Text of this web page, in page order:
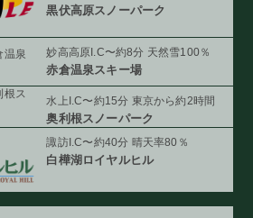
黒伏高原スノーパーク
妙高高原I.C〜約8分 天然雪100％
赤倉温泉スキー場
水上I.C〜約15分 東京から約2時間
奥利根スノーパーク
諏訪I.C〜約40分 晴天率80％
白樺湖ロイヤルヒル